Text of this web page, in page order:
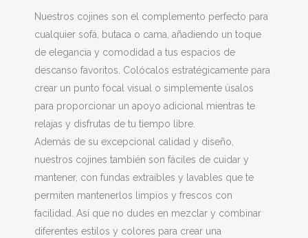
Nuestros cojines son el complemento perfecto para
cualquier sofá, butaca o cama, añadiendo un toque
de elegancia y comodidad a tus espacios de
descanso favoritos. Colócalos estratégicamente para
crear un punto focal visual o simplemente úsalos
para proporcionar un apoyo adicional mientras te
relajas y disfrutas de tu tiempo libre.
Además de su excepcional calidad y diseño,
nuestros cojines también son fáciles de cuidar y
mantener, con fundas extraíbles y lavables que te
permiten mantenerlos limpios y frescos con
facilidad. Así que no dudes en mezclar y combinar
diferentes estilos y colores para crear una